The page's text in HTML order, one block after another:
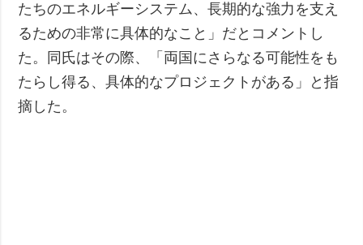
たちのエネルギーシステム、長期的な強力を支え
るための非常に具体的なこと」だとコメントし
た。同氏はその際、「両国にさらなる可能性をも
たらし得る、具体的なプロジェクトがある」と指
摘した。